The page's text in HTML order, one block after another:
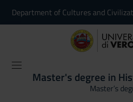
Department of Cultures and
Master's degree in
Master’s